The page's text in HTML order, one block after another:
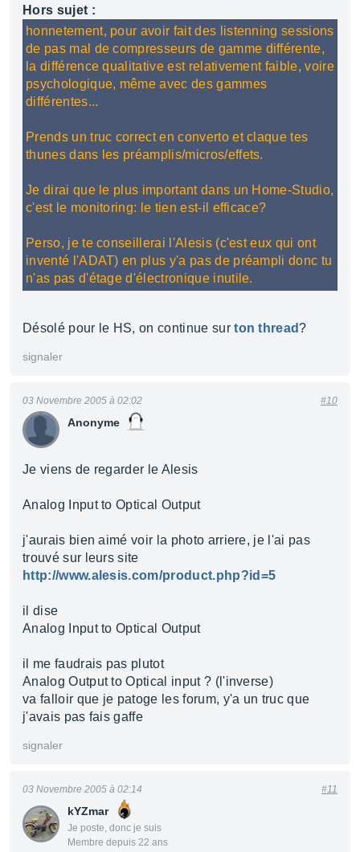
Hors sujet :
honnetement, pour avoir fait des listenning sessions
de pas mal de compresseurs de gamme différente,
la différence qualitative est relativement faible, voire
psychologique, même avec des gammes
différentes...
Prends un truc correct en converto et claque tes
thunes dans les préamplis/micros/effets.
Je dirai que le plus important dans un Home-Studio,
c'est le monitoring: le tien est-il efficace?
Perso, je te conseillerai l'Alesis (c'est eux qui ont
inventé l'ADAT) en plus y'a pas de préampli donc tu
n'as pas d'étage d'électronique inutile.
Désolé pour le HS, on continue surton thread?
signaler
Anonyme
03 Novembre 2005 à 02:02 #10
Je viens de regarder le Alesis
Analog Input to Optical Output
j'aurais bien aimé voir la photo arriere, je l'ai pas
trouvé sur leurs site
http://www.alesis.com/product.php?id=5
il dise
Analog Input to Optical Output
il me faudrais pas plutot
Analog Output to Optical input ? (l'inverse)
va falloir que je patoge les forum, y'a un truc que
j'avais pas fais gaffe
signaler
kYZmar
Je poste, donc je suis
Membre depuis 22 ans
03 Novembre 2005 à 02:14 #11